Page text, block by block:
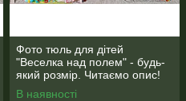
Фото тюль для дітей
"Веселка над полем" - будь-
який розмір. Читаємо опис!
В наявності